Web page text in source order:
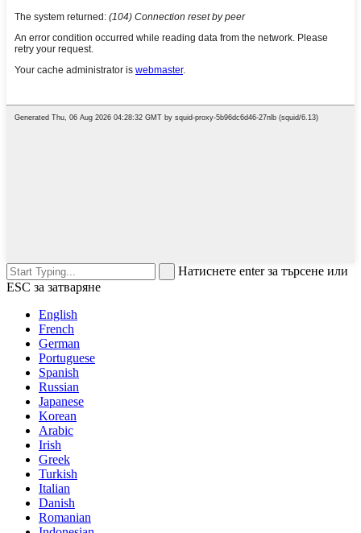
Натиснете enter за търсене или
ESC за затваряне
English
French
German
Portuguese
Spanish
Russian
Japanese
Korean
Arabic
Irish
Greek
Turkish
Italian
Danish
Romanian